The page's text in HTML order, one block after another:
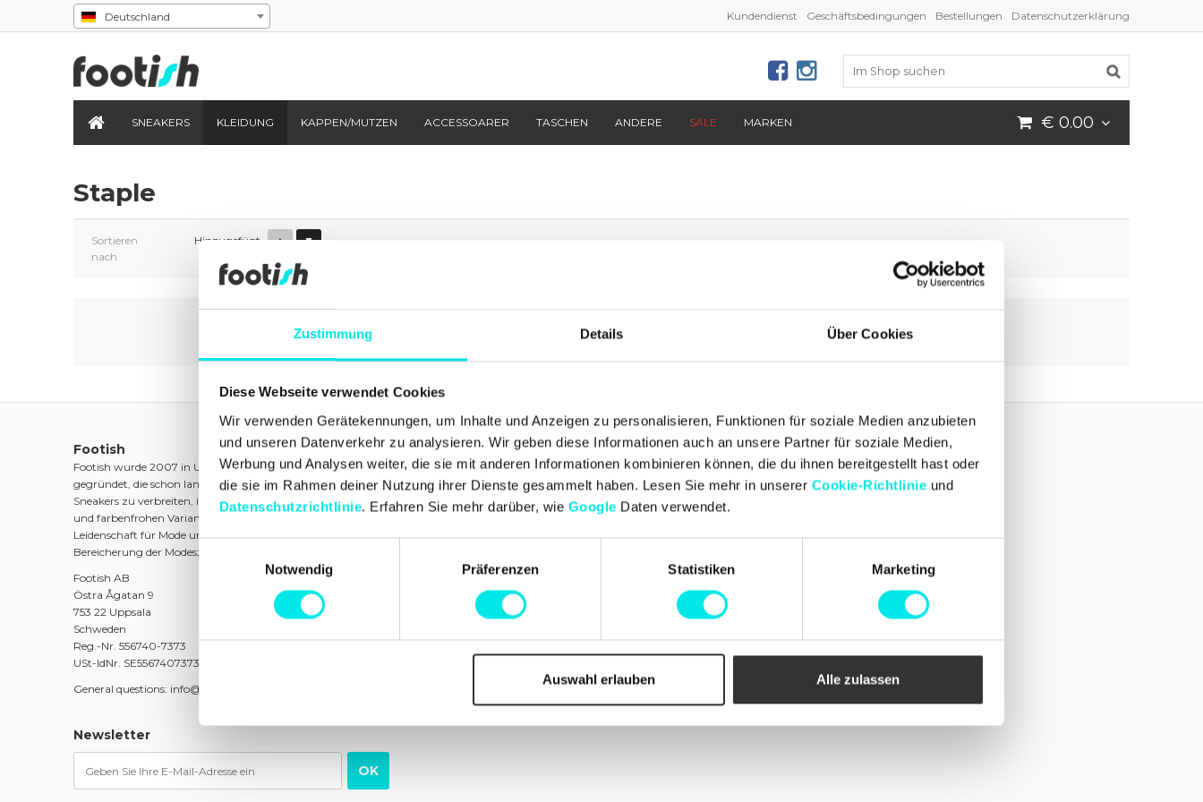
Zustimmung Details Über Cookies
Diese Webseite verwendet Cookies
Wir verwenden Gerätekennungen, um Inhalte und Anzeigen zu personalisieren, Funktionen für soziale Medien anzubieten
und unseren Datenverkehr zu analysieren. Wir geben diese Informationen auch an unsere Partner für soziale Medien,
Werbung und Analysen weiter, die sie mit anderen Informationen kombinieren können, die du ihnen bereitgestellt hast oder
die sie im Rahmen deiner Nutzung ihrer Dienste gesammelt haben. Lesen Sie mehr in unserer Cookie-Richtlinie und
Datenschutzrichtlinie. Erfahren Sie mehr darüber, wie Google Daten verwendet.
Einwilligungsauswahl
Notwendig
Präferenzen Statistiken Marketing
Auswahl erlauben Alle zulassen
Deutschland Kundendienst Geschäftsbedingungen Bestellungen Datenschutzerklärung
SNEAKERS KLEIDUNG KAPPEN/MUTZEN ACCESSOARER TASCHEN ANDERE SALE MARKEN € 0.00
Staple
Sortieren
nach
Hinzugefügt ▲ ▼
footish
Footish
Footish wurde 2007 in Uppsala von den Jugendfreunden Martin und Johan
gegründet, die schon lange Sneakers sammelten. Das Ziel war es, die Begeisterung für
Sneakers zu verbreiten, indem eine Mischung aus klassischen Modellen, einzigartigen
und farbenfrohen Varianten sowie limitierten Ausgaben angeboten wurde. Mit einer
Leidenschaft für Mode und Kultur wurde Footish schnell zu einer geschätzten
Bereicherung der Modeszene in Uppsala.
Footish AB
Östra Ågatan 9
753 22 Uppsala
Schweden
Reg.-Nr. 556740-7373
USt-IdNr. SE556740737301
General questions: info@footish.se
Info
Kundendienst
Kontakt aufnehmen
Umtausch und Rücksendung
Geschäftsbedingungen
Cookie-Richtlinie
Folgen Sie uns!
Facebook
Instagram
Newsletter
OK